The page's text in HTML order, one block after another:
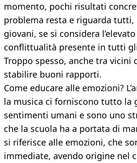
momento, pochi risultati
problema resta e riguarda
giovani, se si considera
conflittualità presente in tutti
Troppo spesso, anche tra vicini
stabilire buoni rapporti.
Come educare alle emozioni?
la musica ci forniscono tutto la
sentimenti umani e sono uno
che la scuola ha a portata di
si riferisce alle emozioni, che
immediate, avendo origine nel